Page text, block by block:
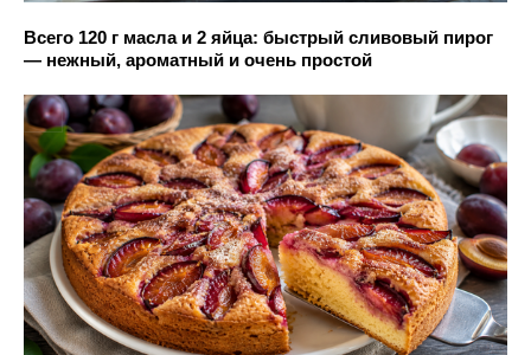
Всего 120 г масла и 2 яйца: быстрый сливовый пирог
— нежный, ароматный и очень простой